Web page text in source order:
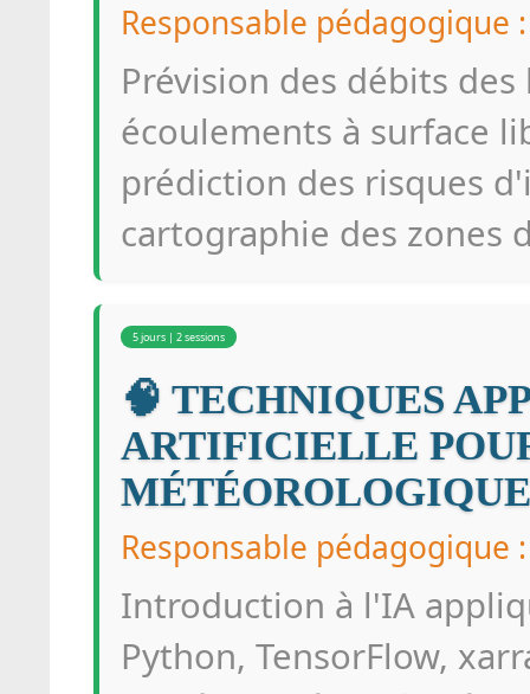
Responsable pédagogique
Prévision des débits
écoulements à surface
prédiction des risques
cartographie des zones
5 jours | 2 sessions
🧠 TECHNIQUES
ARTIFICIELLE
Responsable pédagogique
Introduction à l'IA
Python, TensorFlow,